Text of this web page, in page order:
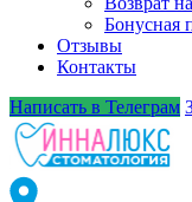
Бонусная
Отзывы
Контакты
Написать в Телеграм